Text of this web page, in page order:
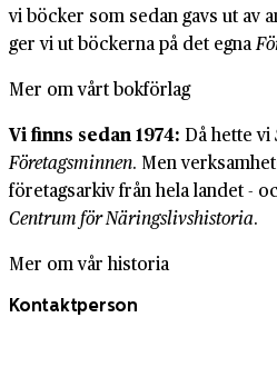
vi böcker som sedan gavs ut av
ger vi ut böckerna på det egna
Mer om vårt bokförlag
Vi finns sedan 1974: Då hette vi
Företagsminnen. Men
företagsarkiv från hela landet -
Centrum för Näringslivshistoria.
Mer om vår historia
Kontaktperson